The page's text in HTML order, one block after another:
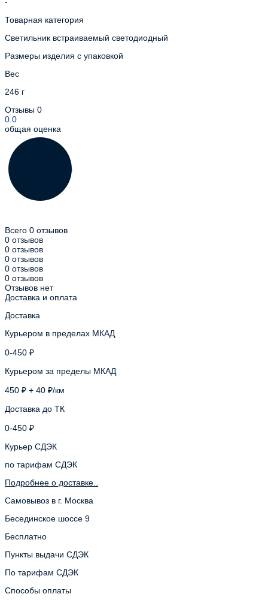
Товарная категория
Светильник встраиваемый светодиодный
Размеры изделия с упаковкой
Вес
246 г
Отзывы 0
0.0
общая оценка
Всего 0 отзывов
0 отзывов
0 отзывов
0 отзывов
0 отзывов
0 отзывов
Отзывов нет
Доставка и оплата
Доставка
Курьером в пределах МКАД
0-450 ₽
Курьером за пределы МКАД
450 ₽ + 40 ₽/км
Доставка до ТК
0-450 ₽
Курьер СДЭК
по тарифам СДЭК
Подробнее о доставке..
Самовывоз в г. Москва
Бесединское шоссе 9
Бесплатно
Пункты выдачи СДЭК
По тарифам СДЭК
Способы оплаты